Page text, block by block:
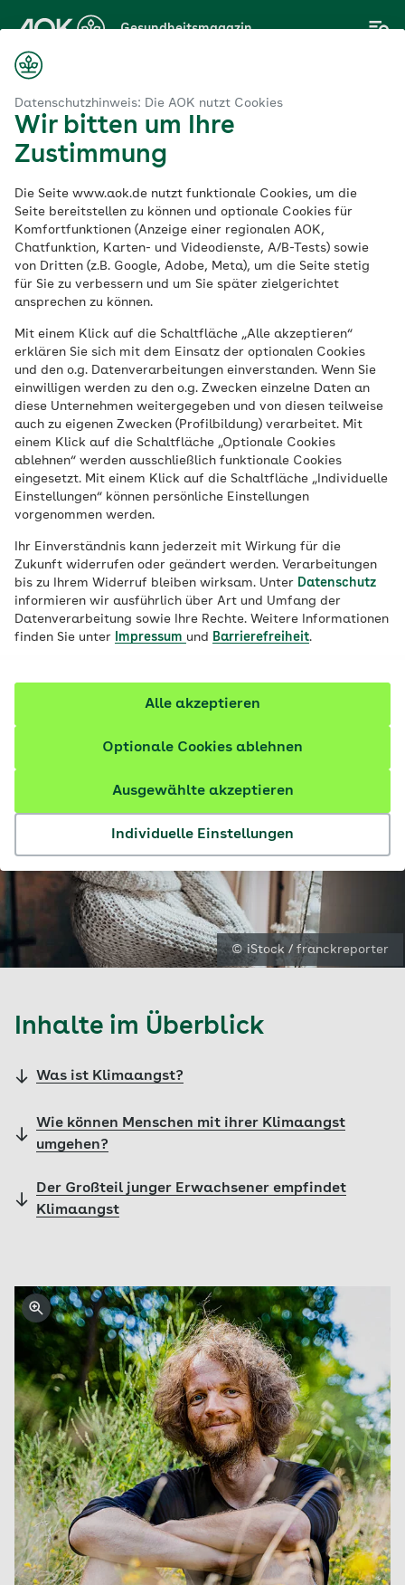
Datenschutzhinweis: Die AOK nutzt Cookies
Wir bitten um Ihre
Zustimmung
Die Seite www.aok.de nutzt funktionale Cookies, um die
Seite bereitstellen zu können und optionale Cookies für
Komfortfunktionen (Anzeige einer regionalen AOK,
Chatfunktion, Karten- und Videodienste, A/B-Tests) sowie
von Dritten (z.B. Google, Adobe, Meta), um die Seite stetig
für Sie zu verbessern und um Sie später zielgerichtet
ansprechen zu können.
Mit einem Klick auf die Schaltfläche „Alle akzeptieren“
erklären Sie sich mit dem Einsatz der optionalen Cookies
und den o.g. Datenverarbeitungen einverstanden. Wenn Sie
einwilligen werden zu den o.g. Zwecken einzelne Daten an
diese Unternehmen weitergegeben und von diesen teilweise
auch zu eigenen Zwecken (Profilbildung) verarbeitet. Mit
einem Klick auf die Schaltfläche „Optionale Cookies
ablehnen“ werden ausschließlich funktionale Cookies
eingesetzt. Mit einem Klick auf die Schaltfläche „Individuelle
Einstellungen“ können persönliche Einstellungen
vorgenommen werden.
Ihr Einverständnis kann jederzeit mit Wirkung für die
Zukunft widerrufen oder geändert werden. Verarbeitungen
bis zu Ihrem Widerruf bleiben wirksam. Unter Datenschutz
informieren wir ausführlich über Art und Umfang der
Datenverarbeitung sowie Ihre Rechte. Weitere Informationen
finden Sie unter
Impressum und Barrierefreiheit.
Individuelle Einstellungen
Ausgewählte akzeptieren
Optionale Cookies ablehnen
Alle akzeptieren
Hauptinhalt
springen
Gesundheitsmagazin
Klimaangst:
Klimawandel und
Zukunftsangst
Veröffentlicht am:
02.11.2022 4 Minuten Lesedauer
Hitzesommer, Flutkatastrophen, globale
Erwärmung: Der Klimawandel ist nicht
mehr nur das Problem der Eisbären,
sondern hat direkte Auswirkungen auf
unser Leben. Das kann Ängste auslösen –
hinsichtlich des Klimas und der Zukunft.
Fachlich geprüft
© iStock / franckreporter
Inhalte im Überblick
Was ist Klimaangst?
Wie können Menschen mit ihrer Klimaangst
umgehen?
Der Großteil junger Erwachsener empfindet
Klimaangst